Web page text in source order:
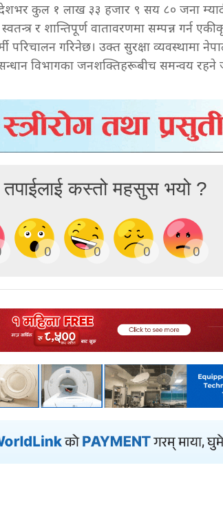
कुल १ लाख ३३ हजार ९ सय ८० जना म्यादी
र शान्तिपूर्ण वातावरणमा सम्पन्न गर्न
परिचालन गरिनेछ। उक्त सुरक्षा व्यवस्थामा
विभागका जनशक्तिहरूबीच समन्वय
कस्तो महसुस भयो ?
0 0 0 0